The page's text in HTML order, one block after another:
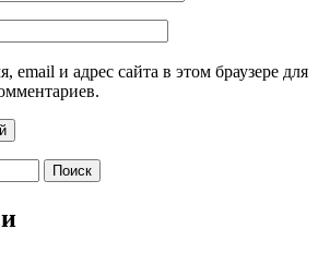
email и адрес сайта в этом браузере для